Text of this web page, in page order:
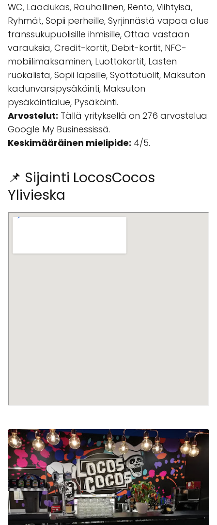
WC, Laadukas, Rauhallinen, Rento, Viihtyisä,
Ryhmät, Sopii perheille, Syrjinnästä vapaa alue
transsukupuolisille ihmisille, Ottaa vastaan
varauksia, Credit-kortit, Debit-kortit, NFC-
mobiilimaksaminen, Luottokortit, Lasten
ruokalista, Sopii lapsille, Syöttötuolit, Maksuton
kadunvarsipysäköinti, Maksuton
pysäköintialue, Pysäköinti.
Arvostelut: Tällä yrityksellä on 276 arvostelua
Google My Businessissä.
Keskimääräinen mielipide: 4/5.
📌 Sijainti LocosCocos
Ylivieska